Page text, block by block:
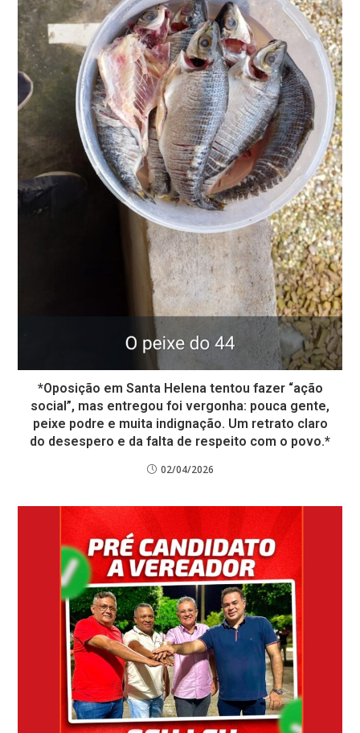
*Oposição em Santa Helena tentou fazer “ação
social”, mas entregou foi vergonha: pouca gente,
peixe podre e muita indignação. Um retrato claro
do desespero e da falta de respeito com o povo.*
02/04/2026